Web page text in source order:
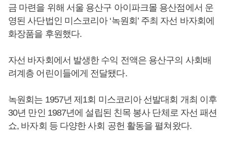
금 마련을 위해 서울 용산구 아이파크몰 용산점에서 운
영된 사단법인 미스코리아 ‘녹원회’ 주최 자선 바자회에
화장품을 후원했다.
자선 바자회에서 발생한 수익 전액은 용산구의 사회배
려계층 어린이들에게 전달됐다.
녹원회는 1957년 제1회 미스코리아 선발대회 개최 이후
30년 만인 1987년에 설립된 친목 봉사 단체로 자선 패션
쇼, 바자회 등 다양한 사회 공헌 활동을 펼쳐왔다.